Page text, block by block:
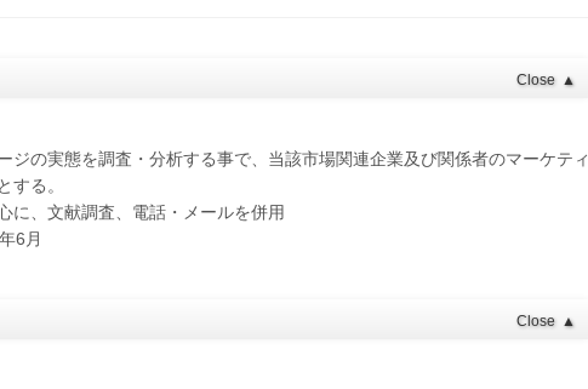
Close ▲
ジの実態を調査・分析する事で、当該市場関連企業及び関係者のマーケティ
する。
に、文献調査、電話・メールを併用
6月
Close ▲